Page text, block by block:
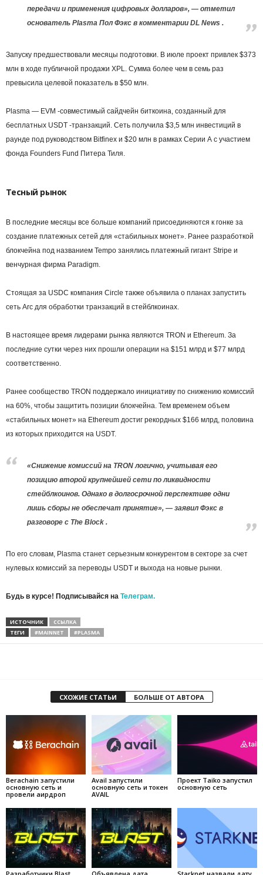
передачи и применения цифровых долларов», — отметил
основатель Plasma Пол Фэкс в комментарии DL News .
Запуску предшествовали месяцы подготовки. В июле проект привлек $373
млн в ходе публичной продажи XPL. Сумма более чем в семь раз
превысила целевой показатель в $50 млн.
Plasma — EVM -совместимый сайдчейн биткоина, созданный для
бесплатных USDT -транзакций. Сеть получила $3,5 млн инвестиций в
раунде под руководством Bitfinex и $20 млн в рамках Серии А с участием
фонда Founders Fund Питера Тиля.
Тесный рынок
В последние месяцы все больше компаний присоединяются к гонке за
создание платежных сетей для «стабильных монет». Ранее разработкой
блокчейна под названием Tempo занялись платежный гигант Stripe и
венчурная фирма Paradigm.
Стоящая за USDC компания Circle также объявила о планах запустить
сеть Arc для обработки транзакций в стейблкоинах.
В настоящее время лидерами рынка являются TRON и Ethereum. За
последние сутки через них прошли операции на $151 млрд и $77 млрд
соответственно.
Ранее сообщество TRON поддержало инициативу по снижению комиссий
на 60%, чтобы защитить позиции блокчейна. Тем временем объем
«стабильных монет» на Ethereum достиг рекордных $166 млрд, половина
из которых приходится на USDT.
«Снижение комиссий на TRON логично, учитывая его
позицию второй крупнейшей сети по ликвидности
стейблкоинов. Однако в долгосрочной перспективе одни
лишь сборы не обеспечат принятие», — заявил Фэкс в
разговоре с The Block .
По его словам, Plasma станет серьезным конкурентом в секторе за счет
нулевых комиссий за переводы USDT и выхода на новые рынки.
Будь в курсе! Подписывайся на Телеграм.
ИСТОЧНИК
ССЫЛКА
ТЕГИ
#MAINNET #PLASMA
СХОЖИЕ СТАТЬИ БОЛЬШЕ ОТ АВТОРА
Berachain запустили
основную сеть и
провели аирдроп
Avail запустили
основную сеть и токен
AVAIL
Проект Taiko запустил
основную сеть